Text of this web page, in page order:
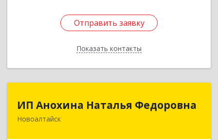
Отправить заявку
Показать контакты
Отправить заявку
Назад
ИП Анохина Наталья Федоровна
Новоалтайск658041, Алтайский край, Новоалтайск г,